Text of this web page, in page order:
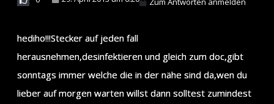
hediho!!!Stecker auf jeden fall
herausnehmen,desinfektieren und gleich zum doc,gibt
sonntags immer welche die in der nähe sind da,wen du
lieber auf morgen warten willst dann solltest zumindest